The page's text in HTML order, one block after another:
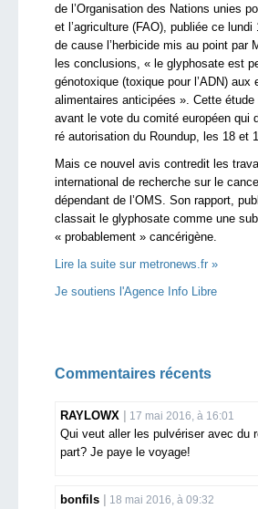
de l’Organisation des Nations unies
et l’agriculture (FAO), publiée ce
de cause l’herbicide mis au point par
les conclusions, « le glyphosate est
génotoxique (toxique pour l’ADN) aux
alimentaires anticipées ». Cette
avant le vote du comité européen qui
ré autorisation du Roundup, les 18 et
Mais ce nouvel avis contredit les
international de recherche sur le
dépendant de l’OMS. Son rapport,
classait le glyphosate comme une
« probablement » cancérigène.
Lire la suite sur metronews.fr »
Je soutiens l'Agence Info Libre
Commentaires récents
RAYLOWX 17 mai 2016, à 16:01
Qui veut aller les pulvériser avec du
part? Je paye le voyage!
bonfils 18 mai 2016, à 09:32